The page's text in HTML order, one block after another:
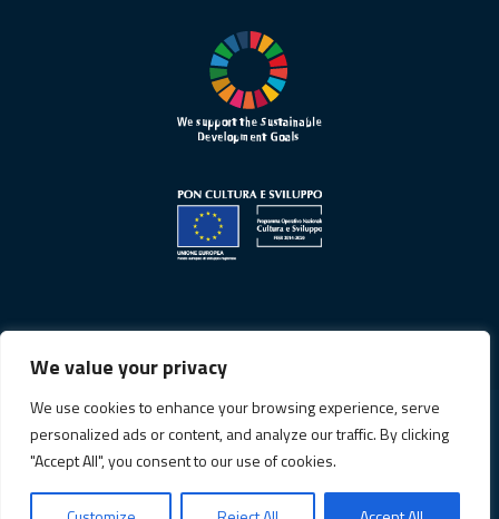
We value your privacy
We use cookies to enhance your browsing experience, serve
personalized ads or content, and analyze our traffic. By clicking
"Accept All", you consent to our use of cookies.
Informativa sulla privacy